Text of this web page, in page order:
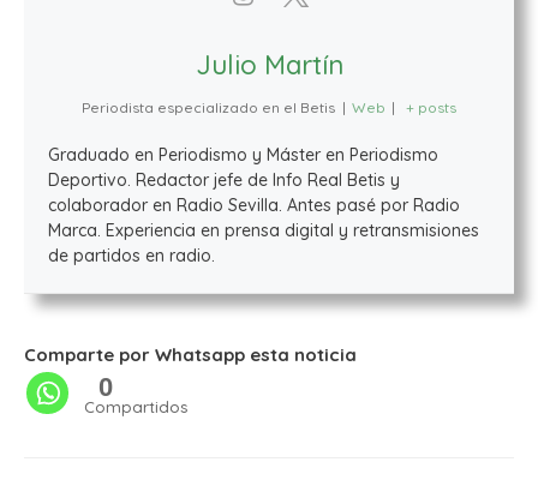
Julio Martín
Periodista especializado en el Betis | Web | + posts
Graduado en Periodismo y Máster en Periodismo
Deportivo. Redactor jefe de Info Real Betis y
colaborador en Radio Sevilla. Antes pasé por Radio
Marca. Experiencia en prensa digital y retransmisiones
de partidos en radio.
Comparte por Whatsapp esta noticia
0
Compartidos